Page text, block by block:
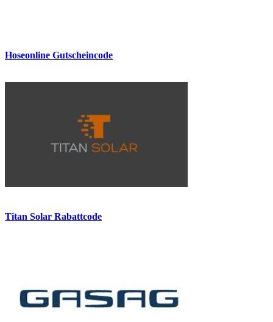
Hoseonline Gutscheincode
Titan Solar Rabattcode